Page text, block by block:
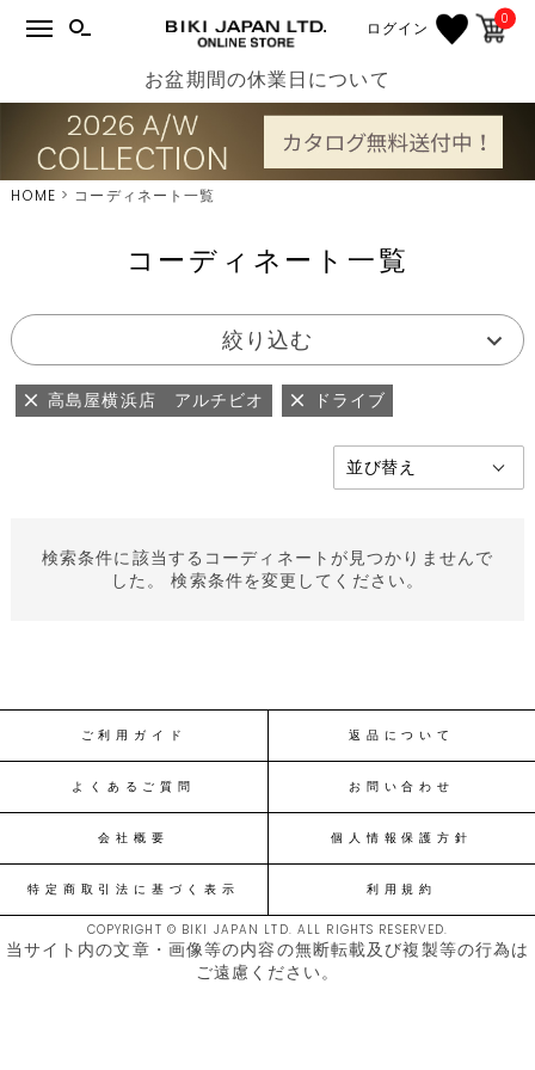
ログイン 0
お盆期間の休業日について
HOME コーディネート一覧
コーディネート一覧
絞り込む
高島屋横浜店 アルチビオ ドライブ
検索条件に該当するコーディネートが見つかりませんで
した。 検索条件を変更してください。
ご利用ガイド 返品について
よくあるご質問 お問い合わせ
会社概要 個人情報保護方針
特定商取引法に基づく表示 利用規約
COPYRIGHT © BIKI JAPAN LTD. ALL RIGHTS RESERVED.
当サイト内の文章・画像等の内容の無断転載及び複製等の行為は
ご遠慮ください。